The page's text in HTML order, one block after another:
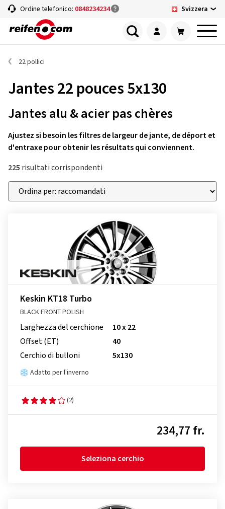
Ordine telefonico: 0848234234 Svizzera
22 pollici
Jantes 22 pouces 5x130
Jantes alu & acier pas chères
Ajustez si besoin les filtres de largeur de jante, de déport et
d'entraxe pour obtenir les résultats qui conviennent.
225 risultati corrispondenti
Keskin KT18 Turbo
BLACK FRONT POLISH
Larghezza del cerchione
10 x 22
Offset (ET)
40
Cerchio di bulloni
5x130
Adatto per l'inverno
(2)
234,77 fr.
Seleziona cerchio